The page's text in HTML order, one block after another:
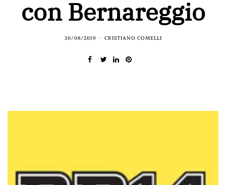
con Bernareggio
30/08/2019 CRISTIANO COMELLI